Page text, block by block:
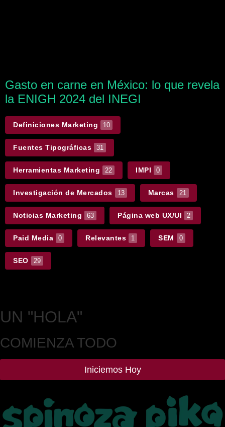
Gasto en carne en México: lo que revela
la ENIGH 2024 del INEGI
Definiciones Marketing 10
Fuentes Tipográficas 31
Herramientas Marketing 22 IMPI 0
Investigación de Mercados 13 Marcas 21
Noticias Marketing 63 Página web UX/UI 2
Paid Media 0 Relevantes 1 SEM 0
SEO 29
UN "HOLA"
COMIENZA TODO
Iniciemos Hoy